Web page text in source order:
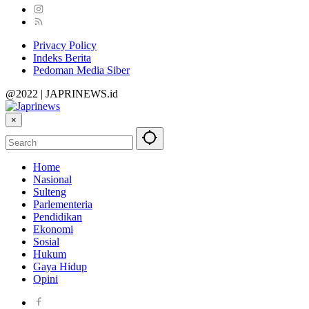
Privacy Policy
Indeks Berita
Pedoman Media Siber
@2022 | JAPRINEWS.id
×
Home
Nasional
Sulteng
Parlementeria
Pendidikan
Ekonomi
Sosial
Hukum
Gaya Hidup
Opini